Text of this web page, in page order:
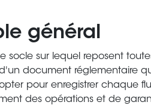
général
socle sur lequel reposent
document réglementaire
pour enregistrer chaque
des opérations et de